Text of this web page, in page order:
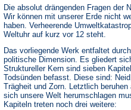
Die absolut drängenden Fragen der
Wir können mit unserer Erde nicht
haben. Verheerende
Weltuhr auf kurz vor 12 steht.
Das vorliegende Werk entfaltet
politische Dimension. Es gliedert
Struktureller Kern sind sieben
Todsünden befasst. Diese sind:
Trägheit und Zorn. Letztlich
sich unsere Welt herumschlagen
Kapiteln treten noch drei weitere: